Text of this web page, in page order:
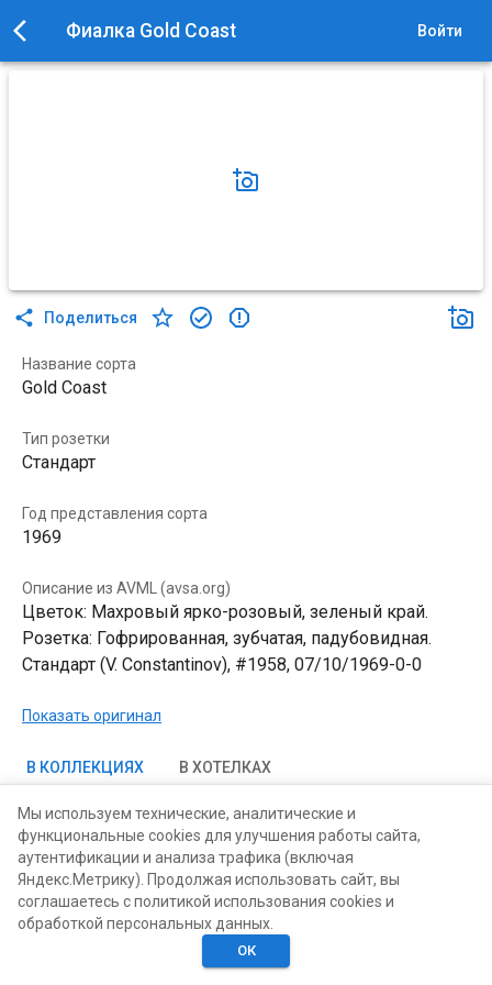
Фиалка Gold Coast Войти
Поделиться
Название сорта
Gold Coast
Тип розетки
Стандарт
Год представления сорта
1969
Описание из AVML (avsa.org)
Цветок: Махровый ярко-розовый, зеленый край.
Розетка: Гофрированная, зубчатая, падубовидная.
Стандарт (V. Constantinov), #1958, 07/10/1969-0-0
Показать оригинал
В КОЛЛЕКЦИЯХ В ХОТЕЛКАХ
Хотелки
Мы используем технические, аналитические и
функциональные cookies для улучшения работы сайта,
аутентификации и анализа трафика (включая
Яндекс.Метрику). Продолжая использовать сайт, вы
соглашаетесь с политикой использования cookies и
обработкой персональных данных.
ОК